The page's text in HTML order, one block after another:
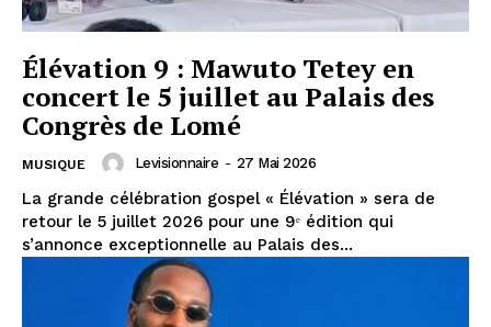
Élévation 9 : Mawuto Tetey en
concert le 5 juillet au Palais des
Congrès de Lomé
MUSIQUE Levisionnaire - 27 Mai 2026
La grande célébration gospel « Élévation » sera de
retour le 5 juillet 2026 pour une 9ᵉ édition qui
s’annonce exceptionnelle au Palais des...